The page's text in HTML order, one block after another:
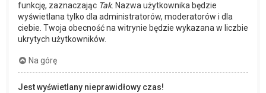
funkcję, zaznaczając Tak. Nazwa użytkownika będzie
wyświetlana tylko dla administratorów, moderatorów i dla
ciebie. Twoja obecność na witrynie będzie wykazana w liczbie
ukrytych użytkowników.
Na górę
Jest wyświetlany nieprawidłowy czas!